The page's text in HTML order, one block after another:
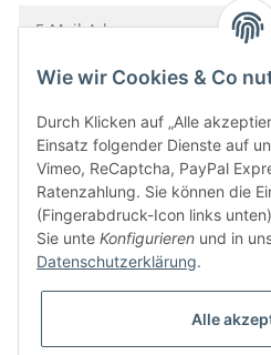
Bitte senden Sie mir entsprechend Ihrer
* Alle Preise inkl.
Wie wir Cookies & Co
Durch Klicken auf „Alle
Einsatz folgender Dienste auf
Vimeo, ReCaptcha, PayPal
Ratenzahlung. Sie können die
(Fingerabdruck-Icon links
Sie unte Konfigurieren und in
Datenschutzerklärung.
Alle